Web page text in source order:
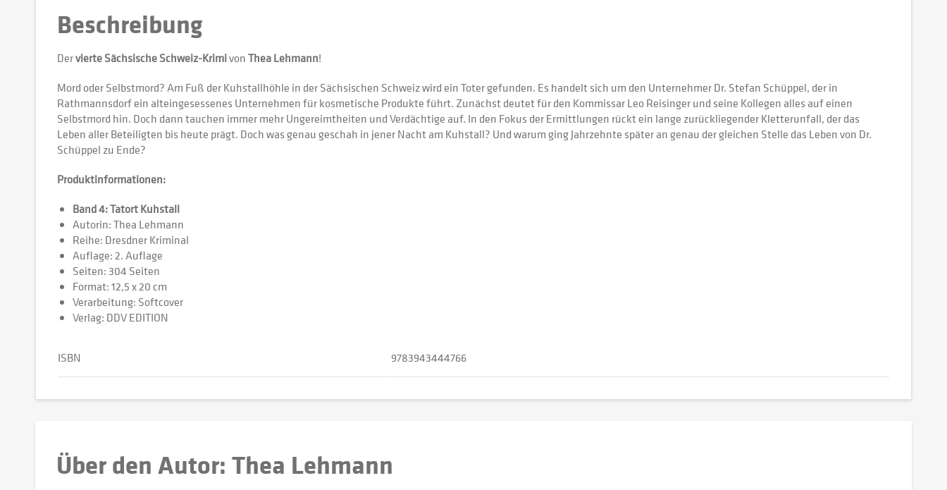
Beschreibung
Dervierte Sächsische Schweiz-KrimivonThea Lehmann!
Mord oder Selbstmord? Am Fuß der Kuhstallhöhle in der Sächsischen Schweiz wird ein Toter gefunden. Es handelt sich um den Unternehmer Dr. Stefan Schüppel, der in
Rathmannsdorf ein alteingesessenes Unternehmen für kosmetische Produkte führt. Zunächst deutet für den Kommissar Leo Reisinger und seine Kollegen alles auf einen
Selbstmord hin. Doch dann tauchen immer mehr Ungereimtheiten und Verdächtige auf. In den Fokus der Ermittlungen rückt ein lange zurückliegender Kletterunfall, der das
Leben aller Beteiligten bis heute prägt. Doch was genau geschah in jener Nacht am Kuhstall? Und warum ging Jahrzehnte später an genau der gleichen Stelle das Leben von Dr.
Schüppel zu Ende?
Produktinformationen:
Band 4: Tatort Kuhstall
Autorin: Thea Lehmann
Reihe: Dresdner Kriminal
Auflage: 2. Auflage
Seiten: 304 Seiten
Format: 12,5 x 20 cm
Verarbeitung: Softcover
Verlag: DDV EDITION
ISBN 9783943444766
Über den Autor: Thea Lehmann